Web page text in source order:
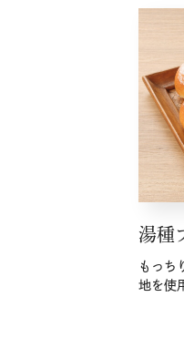
湯種
もっち
地を使